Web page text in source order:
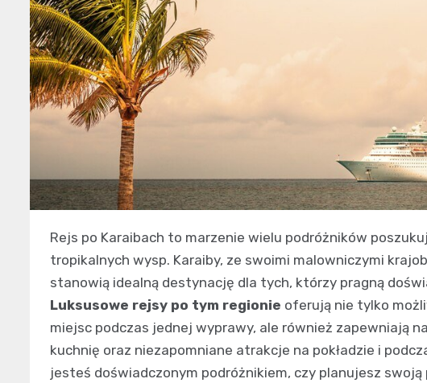
Rejs po Karaibach to marzenie wielu podróżników
tropikalnych wysp. Karaiby, ze swoimi malowniczymi
stanowią idealną destynację dla tych, którzy pragną
Luksusowe rejsy po tym regionie oferują nie tylko
miejsc podczas jednej wyprawy, ale również zapewniają
kuchnię oraz niezapomniane atrakcje na pokładzie i
jesteś doświadczonym podróżnikiem, czy planujesz